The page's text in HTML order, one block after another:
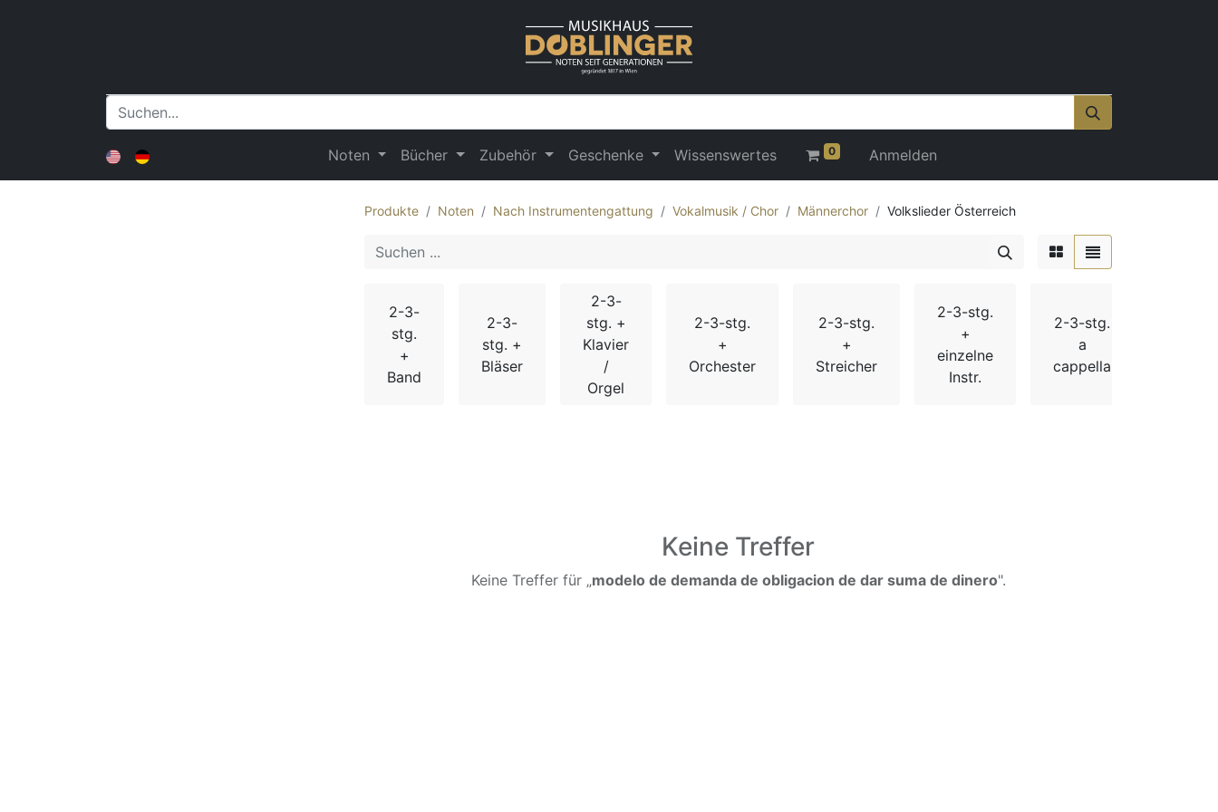
Noten Bücher Zubehör Geschenke Wissenswertes 0 Anmelden
Produkte Noten Nach Instrumentengattung Vokalmusik / Chor Männerchor Volkslieder Österreich
2-3-
stg.
+
Band
2-3-
stg. +
Bläser
2-3-
stg. +
Klavier
/
Orgel
2-3-stg.
+
Orchester
2-3-stg.
+
Streicher
2-3-stg.
+
einzelne
Instr.
2-3-stg.
a
cappella
Keine Treffer
Keine Treffer für „modelo de demanda de obligacion de dar suma de dinero".